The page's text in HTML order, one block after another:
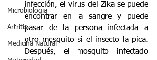
Microbiologia
Artritis
Medicina Natural
infección, el virus del Zika se puede
encontrar en la sangre y puede
pasar de la persona infectada a
otro mosquito si el insecto la pica.
Después, el mosquito infectado